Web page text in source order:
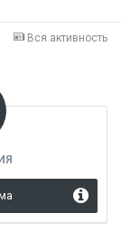
Вся активность